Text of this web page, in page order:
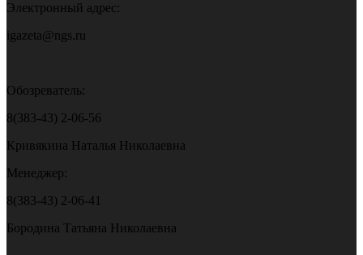
Электронный адрес:
igazeta@ngs.ru
Обозреватель:
8(383-43) 2-06-56
Кривякина Наталья Николаевна
Менеджер:
8(383-43) 2-06-41
Бородина Татьяна Николаевна